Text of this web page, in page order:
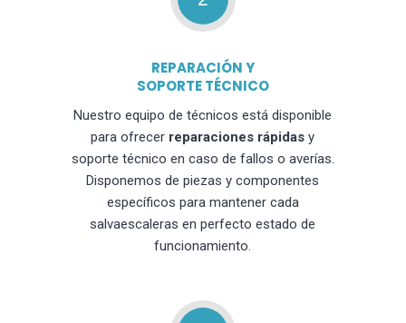
REPARACIÓN Y
SOPORTE TÉCNICO
Nuestro equipo de técnicos está disponible
para ofrecer reparaciones rápidas y
soporte técnico en caso de fallos o averías.
Disponemos de piezas y componentes
específicos para mantener cada
salvaescaleras en perfecto estado de
funcionamiento.